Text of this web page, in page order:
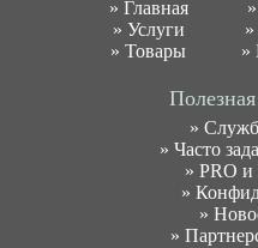
» Главная
» Услуги
»Товары
»
»
» Часто
» PRO и
»
»
»